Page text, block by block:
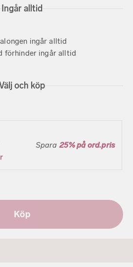
Ingår alltid
ingår alltid
förhinder ingår alltid
och köp
Spara 25% på ord.pris
Köp